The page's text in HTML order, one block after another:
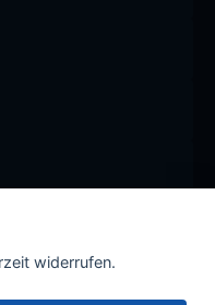
widerrufen.